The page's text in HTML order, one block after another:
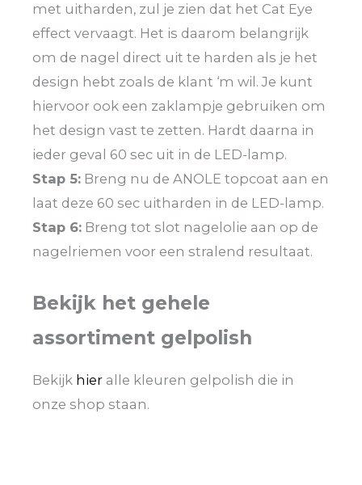
met uitharden, zul je zien dat het Cat Eye
effect vervaagt. Het is daarom belangrijk
om de nagel direct uit te harden als je het
design hebt zoals de klant ‘m wil. Je kunt
hiervoor ook een zaklampje gebruiken om
het design vast te zetten. Hardt daarna in
ieder geval 60 sec uit in de LED-lamp.
Stap 5: Breng nu de ANOLE topcoat aan en
laat deze 60 sec uitharden in de LED-lamp.
Stap 6: Breng tot slot nagelolie aan op de
nagelriemen voor een stralend resultaat.
Bekijk het gehele
assortiment gelpolish
Bekijk hier alle kleuren gelpolish die in
onze shop staan.